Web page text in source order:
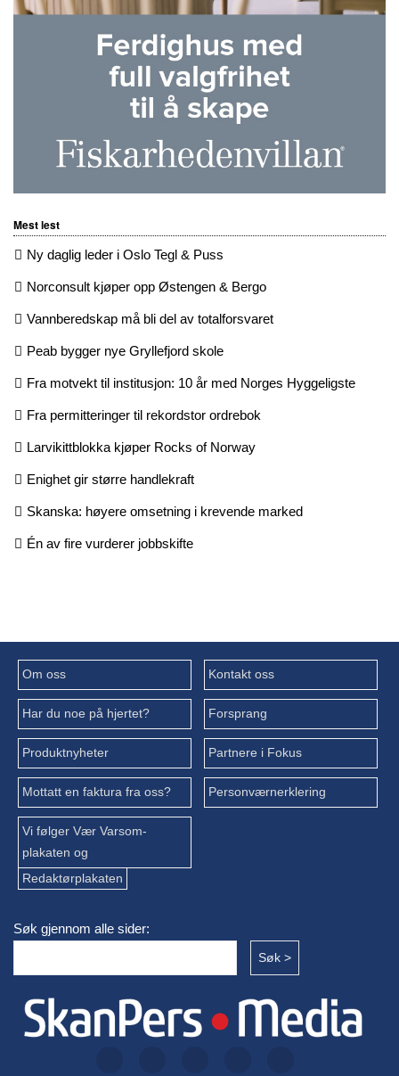
Mest lest
Ny daglig leder i Oslo Tegl & Puss
Norconsult kjøper opp Østengen & Bergo
Vannberedskap må bli del av totalforsvaret
Peab bygger nye Gryllefjord skole
Fra motvekt til institusjon: 10 år med Norges Hyggeligste
Fra permitteringer til rekordstor ordrebok
Larvikittblokka kjøper Rocks of Norway
Enighet gir større handlekraft
Skanska: høyere omsetning i krevende marked
Én av fire vurderer jobbskifte
Om oss Kontakt oss
Har du noe på hjertet? Forsprang
Produktnyheter Partnere i Fokus
Mottatt en faktura fra oss? Personværnerklering
Vi følger Vær Varsom-
plakaten og
Redaktørplakaten
Søk gjennom alle sider: